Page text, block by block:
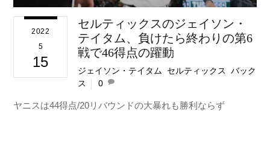
2022
5
15
セルティックスのジェイソン・
テイタム、負けたら終わりの第6
戦で46得点の躍動
ジェイソン・テイタム セルティックス ,バック
ス
0
ヤニスは44得点/20リバウンドの大暴れも勝利ならず